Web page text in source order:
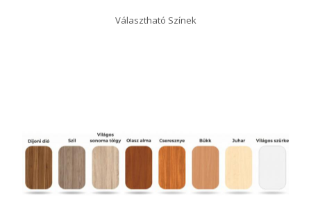
Választható Színek